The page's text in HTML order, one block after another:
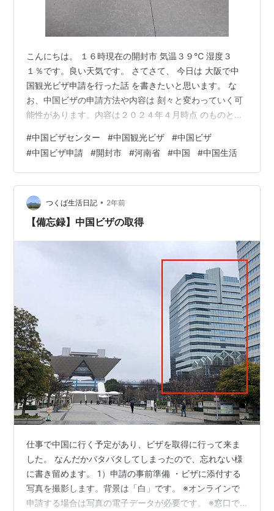
こんにちは。 １６時現在の開封市 気温３９℃ 湿度３
１％です。良い天気です。 さてさて、 今日は 大阪で中
国観光ビザ申請を行った話 を書きたいと思います。 な
お、中国ビザの申請方法や内容は 刻々と変わっていく可
能性があります。内容は２０２４年４月時点 のものとし
中国滞在にはビザ無しで行けるようになってほしいです
(*´▽｀*)
#中国ビザセンター #中国観光ビザ #中国ビザ
#中国ビザ申請 #開封市 #河南省 #中国 #中国生活
つくば生活日記 • 2年前
【備忘録】中国ビザの取得
仕事で中国に行く予定があり、ビザを取得に行って来ま
した。 なんだかバタバタしてしまったので、忘れない様
に書き留めます。 1）申請の事前準備 ・ビザに添付する
写真を撮影します。背景は「白」です。 ※オンラインで
申請する場合は写真の電子データが必要です。 ※窓口で